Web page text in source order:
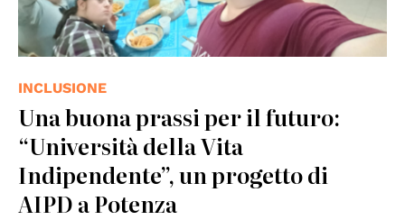
INCLUSIONE
Una buona prassi per il futuro:
“Università della Vita
Indipendente”, un progetto di
AIPD a Potenza